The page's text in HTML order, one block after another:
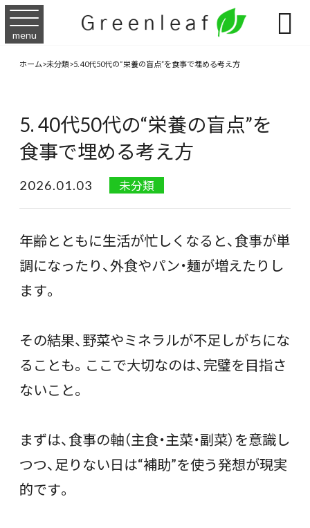
menu 
ホーム>未分類>5. 40代50代の“栄養の盲点”を食事で埋める考え方
5. 40代50代の“栄養の盲点”を
食事で埋める考え方
2026.01.03 未分類
年齢とともに生活が忙しくなると、食事が単
調になったり、外食やパン・麺が増えたりし
ます。
その結果、野菜やミネラルが不足しがちにな
ることも。ここで大切なのは、完璧を目指さ
ないこと。
まずは、食事の軸（主食・主菜・副菜）を意識し
つつ、足りない日は“補助”を使う発想が現実
的です。